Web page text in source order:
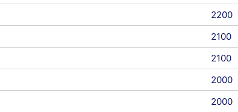
2200
2100
2100
2000
2000